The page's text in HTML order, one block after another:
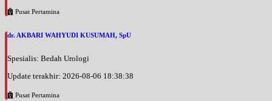
Pusat Pertamina
dr. AKBARI WAHYUDI KUSUMAH, SpU
Spesialis: Bedah Urologi
Update terakhir: 2026-08-06 18:38:38
Pusat Pertamina